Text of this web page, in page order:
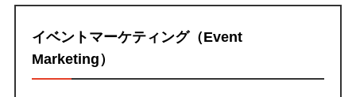
イベントマーケティング（Event
Marketing）